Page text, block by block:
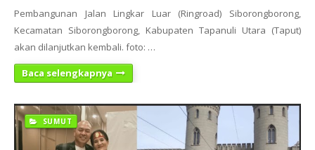
Pembangunan Jalan Lingkar Luar (Ringroad) Siborongborong,
Kecamatan Siborongborong, Kabupaten Tapanuli Utara (Taput)
akan dilanjutkan kembali. foto: …
Baca selengkapnya
SUMUT